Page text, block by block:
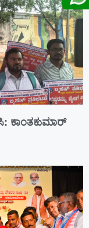
ಕಾಂತಕುಮಾರ್